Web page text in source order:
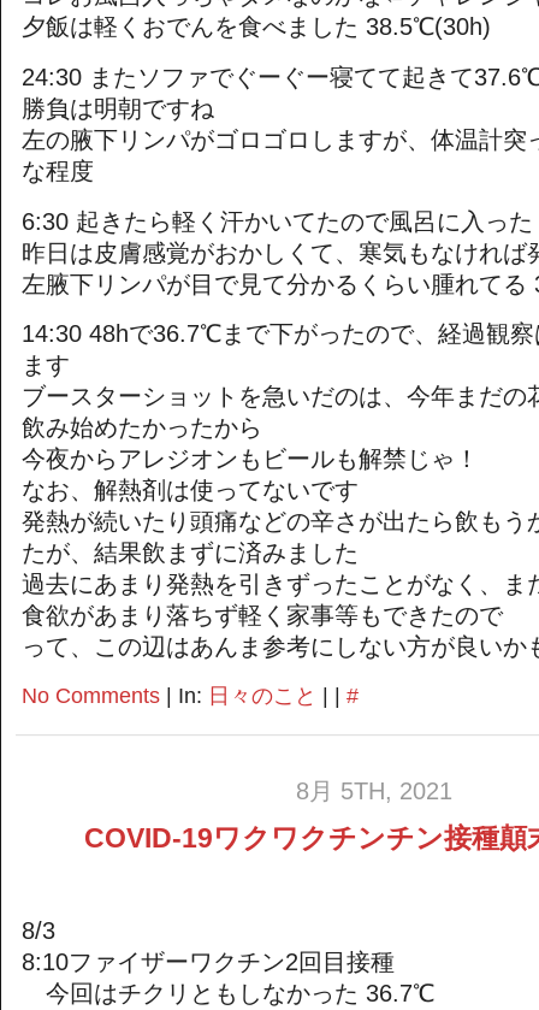
夕飯は軽くおでんを食べました 38.5℃(30h)
24:30 またソファでぐーぐー寝てて起きて
勝負は明朝ですね
左の腋下リンパがゴロゴロしますが、体温計突
な程度
6:30 起きたら軽く汗かいてたので風呂に入った
昨日は皮膚感覚がおかしくて、寒気もなければ
左腋下リンパが目で見て分かるくらい腫れて
14:30 48hで36.7℃まで下がったので、経過観
ます
ブースターショットを急いだのは、今年まだの
飲み始めたかったから
今夜からアレジオンもビールも解禁じゃ！
なお、解熱剤は使ってないです
発熱が続いたり頭痛などの辛さが出たら飲もう
たが、結果飲まずに済みました
過去にあまり発熱を引きずったことがなく、ま
食欲があまり落ちず軽く家事等もできたので
って、この辺はあんま参考にしない方が良いか
No Comments | In: 日々のこと #
8月 5TH, 2021
COVID-19ワクワクチンチン接種顛
8/3
8:10ファイザーワクチン2回目接種
今回はチクリともしなかった 36.7℃